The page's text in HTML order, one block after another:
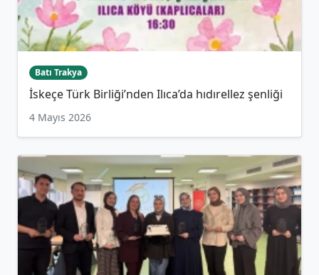
Batı Trakya
İskeçe Türk Birliği’nden Ilıca’da hıdırellez şenliği
4 Mayıs 2026